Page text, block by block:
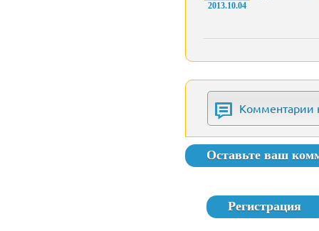
2013.10.04
Комментарии
Оставьте ваш
Регистрация